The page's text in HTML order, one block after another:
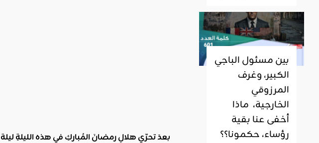
بين مسئول الباجي
الكبير، وغرف
المرزوقي
الخارجية، ماذا
أخفى عنا بقية
رؤساء، حكمونا؟؟